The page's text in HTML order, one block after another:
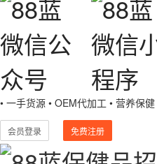
• 一手货源 • OEM代加工 • 营养保健
会员登录 免费注册